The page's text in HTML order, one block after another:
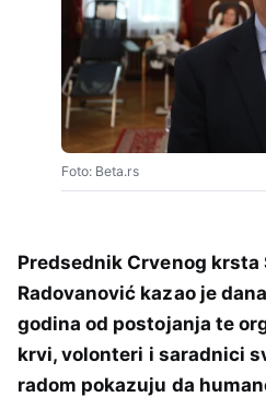
Foto: Beta.rs
Predsednik Crvenog krsta
Radovanović kazao je
godina od postojanja te
krvi, volonteri i saradnici
radom pokazuju da